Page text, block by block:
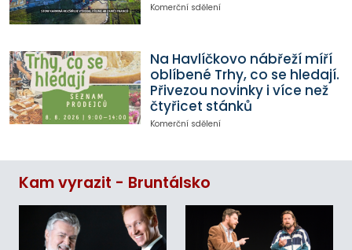
Komerční sdělení
Na Havlíčkovo nábřeží míří
oblíbené Trhy, co se hledají.
Přivezou novinky i více než
čtyřicet stánků
Komerční sdělení
Kam vyrazit - Bruntálsko